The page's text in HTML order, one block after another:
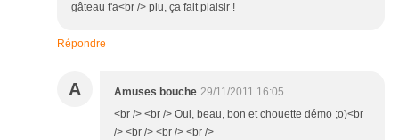
gâteau t'a<br /> plu, ça fait plaisir !
Répondre
A Amuses bouche 29/11/2011 16:05
<br /> <br /> Oui, beau, bon et chouette démo ;o)<br
/> <br /> <br /> <br />